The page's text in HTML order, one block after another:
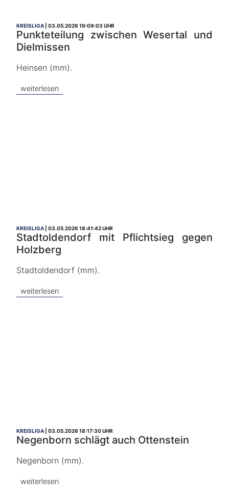
KREISLIGA 03.05.2026 19:09:03 UHR
Punkteteilung zwischen Wesertal und
Dielmissen
Heinsen (mm).
weiterlesen
KREISLIGA 03.05.2026 18:41:42 UHR
Stadtoldendorf mit Pflichtsieg gegen
Holzberg
Stadtoldendorf (mm).
weiterlesen
KREISLIGA 03.05.2026 18:17:30 UHR
Negenborn schlägt auch Ottenstein
Negenborn (mm).
weiterlesen